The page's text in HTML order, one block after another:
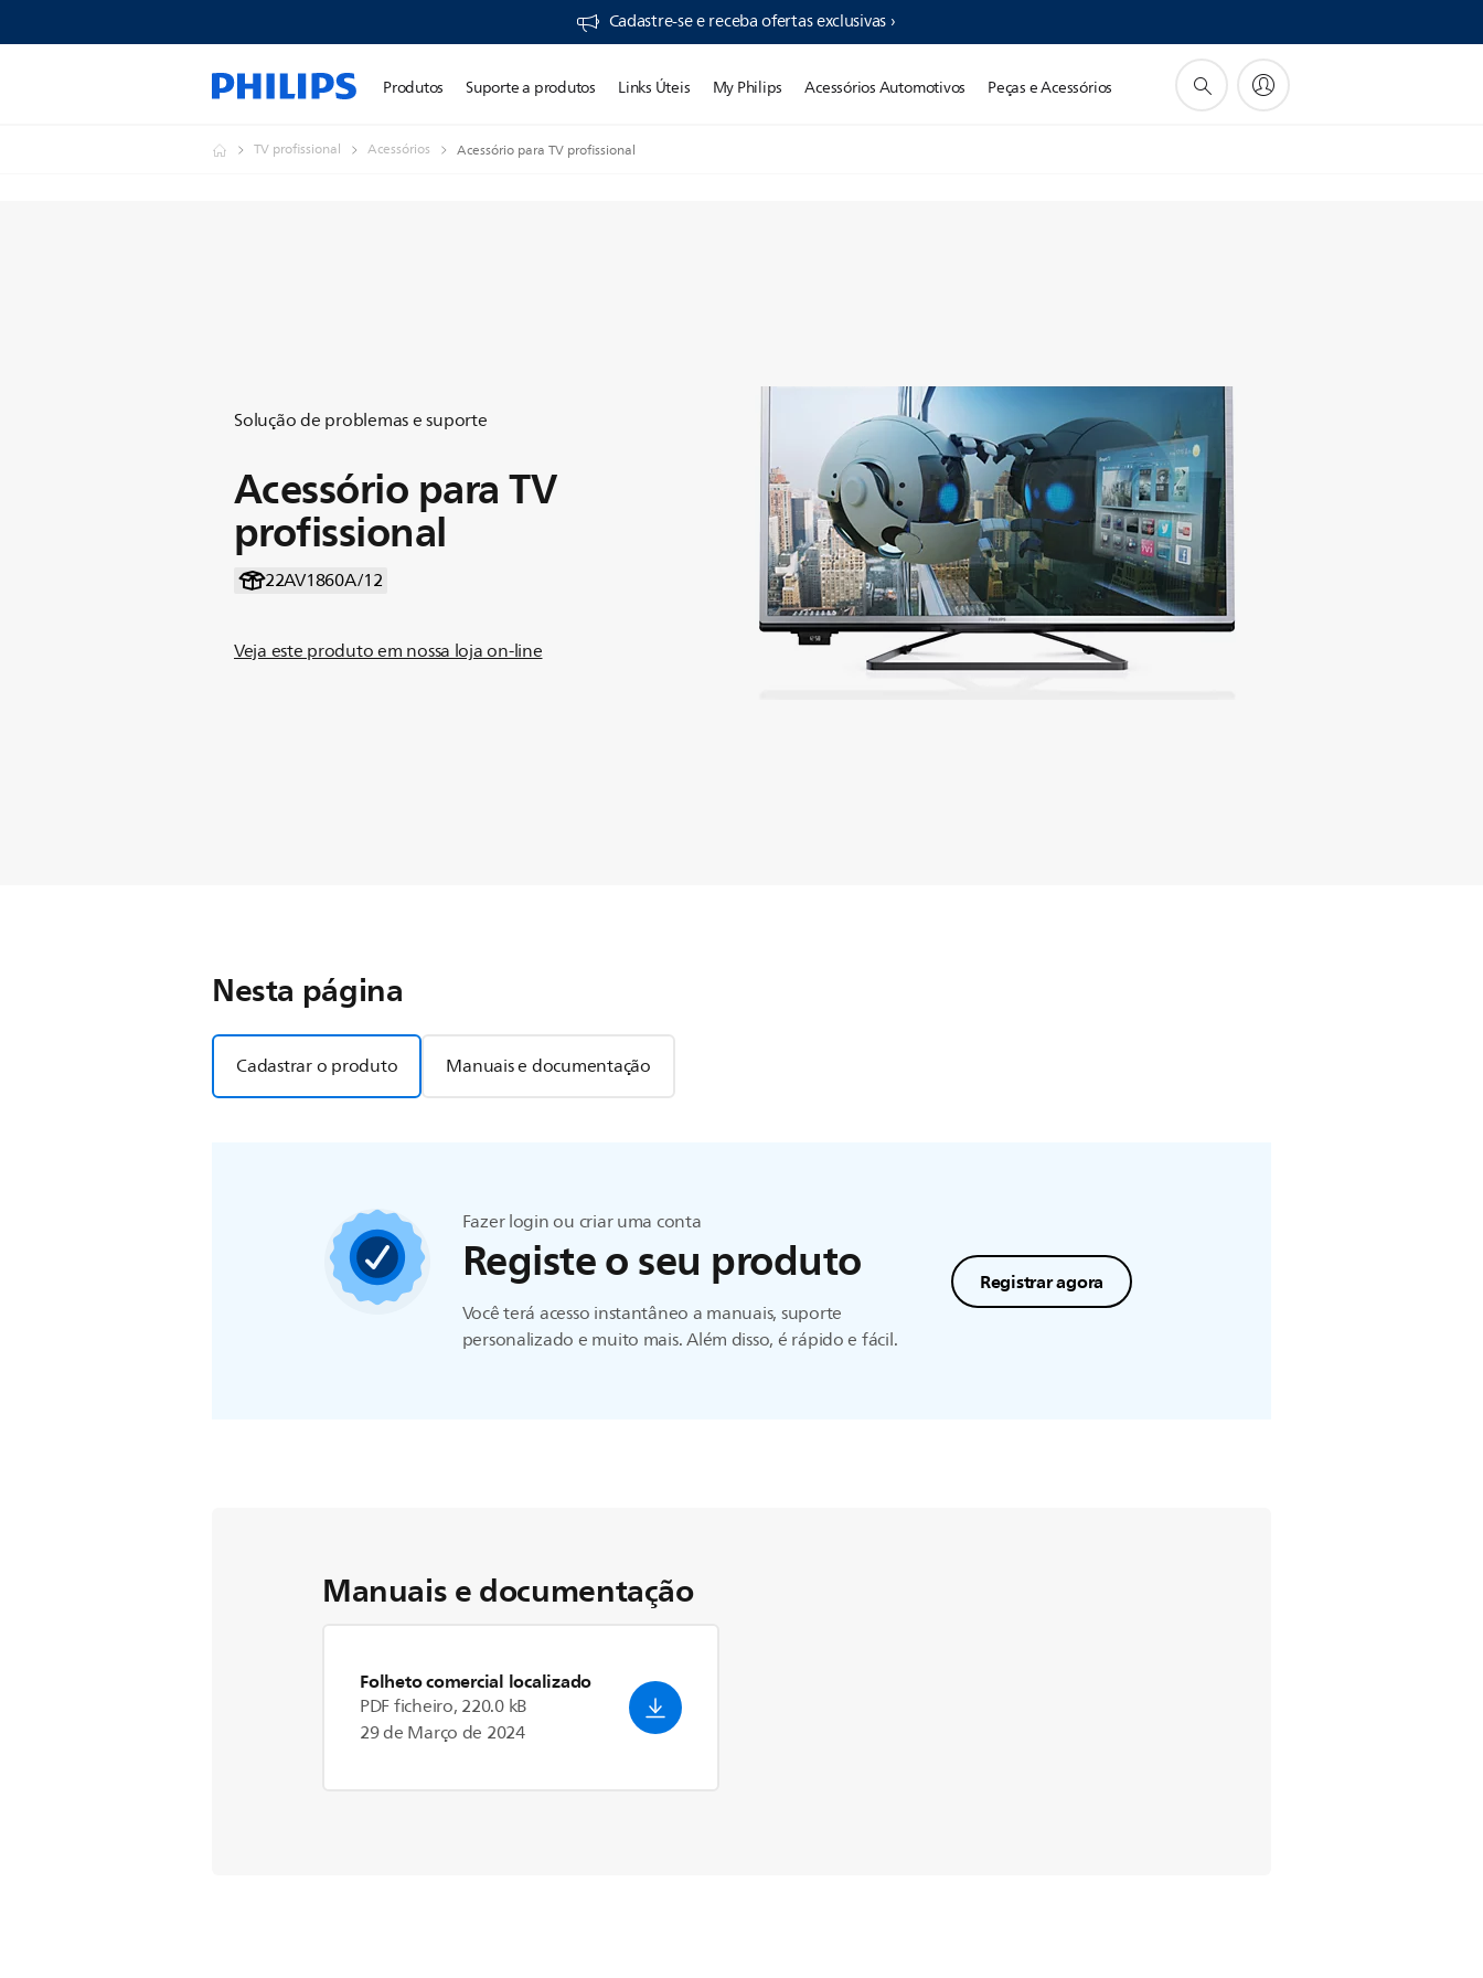
Cadastre-se e receba ofertas exclusivas ›
Produtos Suporte a produtos Links Úteis My Philips Acessórios Automotivos Peças e Acessórios
TV profissional Acessórios Acessório para TV profissional
Solução de problemas e suporte
Acessório para TV
profissional
22AV1860A/12
Veja este produto em nossa loja on-line
Nesta página
Cadastrar o produto Manuais e documentação
Fazer login ou criar uma conta
Registe o seu produto
Você terá acesso instantâneo a manuais, suporte
personalizado e muito mais. Além disso, é rápido e fácil.
Registrar agora
Manuais e documentação
Folheto comercial localizado
PDF ficheiro, 220.0 kB
29 de Março de 2024